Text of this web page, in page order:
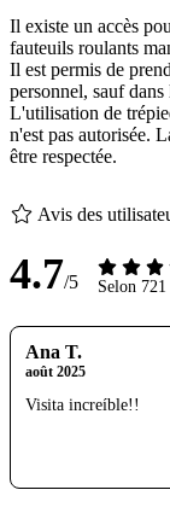
Il existe un accès
fauteuils roulants
Il est permis de
personnel, sauf
L'utilisation de
n'est pas autorisée.
être respectée.
Avis des
4.7/5 Selon 721
Ana T.
août 2025
Visita increíble!!